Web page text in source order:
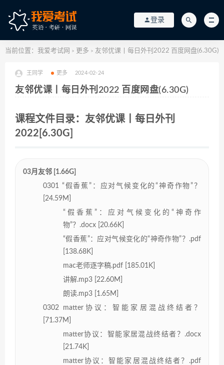
登录
当前位置： 我爱考试网 > 更多 > 友邻优课丨每日外刊2022 百度网盘(6.30G)
王同学 更多 2024-02-24
友邻优课丨每日外刊2022 百度网盘(6.30G)
课程文件目录：友邻优课丨每日外刊
2022[6.30G]
03月友邻 [1.66G]
0301 “假香蕉”：应对气候变化的“神奇作物”？
[24.59M]
“假香蕉”：应对气候变化的“神奇作
物”？.docx [20.66K]
“假香蕉”：应对气候变化的“神奇作物”？.pdf
[138.68K]
mac老师逐字稿.pdf [185.01K]
讲解.mp3 [22.60M]
朗读.mp3 [1.65M]
0302 matter协议：智能家居混战终结者？
[71.37M]
matter协议：智能家居混战终结者？.docx
[21.74K]
matter协议：智能家居混战终结者？.pdf